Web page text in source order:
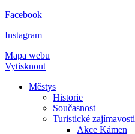
Facebook
Instagram
Mapa webu
Vytisknout
Městys
Historie
Současnost
Turistické zajímavosti
Akce Kámen